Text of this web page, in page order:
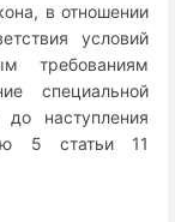
в отношении
условий
требованиям
специальной
наступления
5 статьи 11